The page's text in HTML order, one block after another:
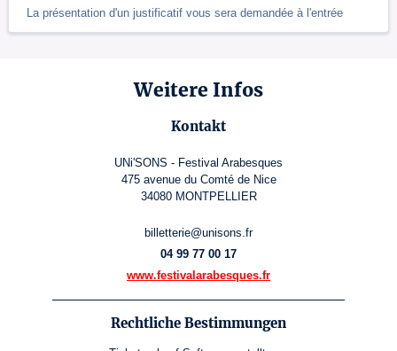
La présentation d'un justificatif vous sera demandée à l'entrée
Weitere Infos
Kontakt
UNi'SONS - Festival Arabesques
475 avenue du Comté de Nice
34080 MONTPELLIER
billetterie@unisons.fr
04 99 77 00 17
www.festivalarabesques.fr
Rechtliche Bestimmungen